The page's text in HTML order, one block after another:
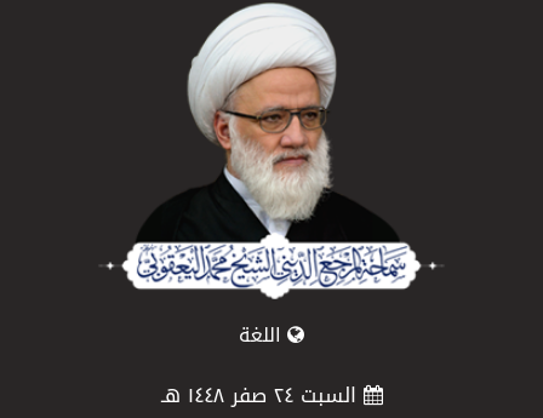
اللغة
السبت ٢٤ صفر ١٤٤٨ هـ